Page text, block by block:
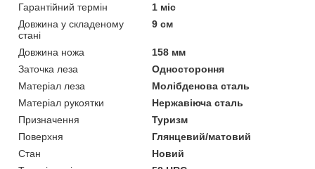
Гарантійний термін
1 міс
Довжина у складеному
стані
9 см
Довжина ножа
158 мм
Заточка леза
Одностороння
Матеріал леза
Молібденова сталь
Матеріал рукоятки
Нержавіюча сталь
Призначення
Туризм
Поверхня
Глянцевий/матовий
Стан
Новий